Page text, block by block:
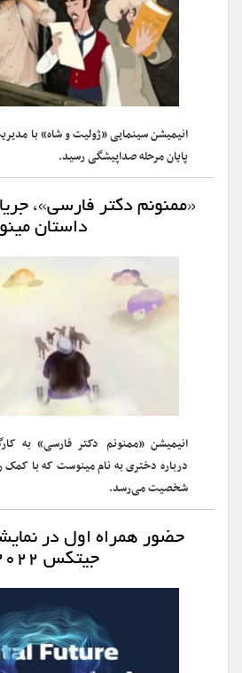
انیمیشن سینمایی «ژولیت و شاه» با
پایان مرحله صداپیشگی رسید.
«ممنونم دکتر فارسی»،
داستان مینو
انیمیشن «ممنونم دکتر فارسی» به
درباره دختری به نام مینوست که با
شخصیت می‌رسد.
حضور همراه اول در
جیتکس ۲۰۲۲